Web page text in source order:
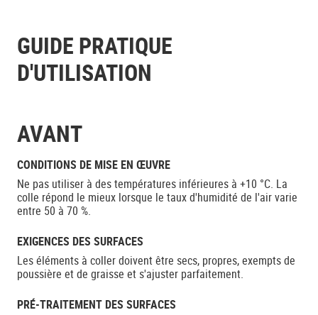
GUIDE PRATIQUE
D'UTILISATION
AVANT
CONDITIONS DE MISE EN ŒUVRE
Ne pas utiliser à des températures inférieures à +10 °C. La
colle répond le mieux lorsque le taux d'humidité de l'air varie
entre 50 à 70 %.
EXIGENCES DES SURFACES
Les éléments à coller doivent être secs, propres, exempts de
poussière et de graisse et s'ajuster parfaitement.
PRÉ-TRAITEMENT DES SURFACES